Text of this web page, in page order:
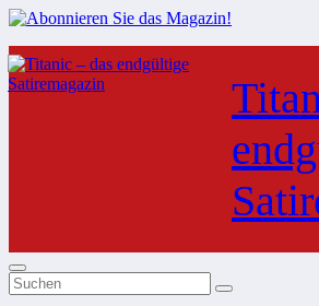
Zum
Inhalt
springen